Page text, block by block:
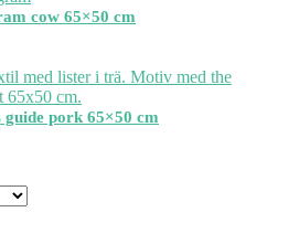
cow 65×50 cm
guide pork 65×50 cm